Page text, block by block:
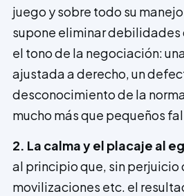
juego y sobre todo su
supone eliminar debilidades
el tono de la negociación:
ajustada a derecho, un
desconocimiento de la
mucho más que pequeños
2. La calma y el placaje al
al principio que, sin perjuicio
movilizaciones etc. el